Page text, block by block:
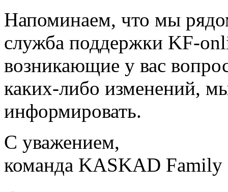
Напоминаем, что мы
служба поддержки KF-
возникающие у вас
каких-либо изменений,
информировать.
С уважением,
команда KASKAD Family